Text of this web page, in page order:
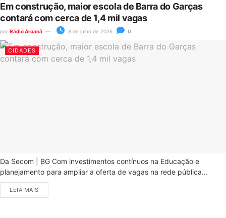
Em construção, maior escola de Barra do Garças
contará com cerca de 1,4 mil vagas
por Rádio Aruanã 8 de julho de 2026 0
CIDADES
Da Secom | BG Com investimentos contínuos na Educação e
planejamento para ampliar a oferta de vagas na rede pública...
LEIA MAIS